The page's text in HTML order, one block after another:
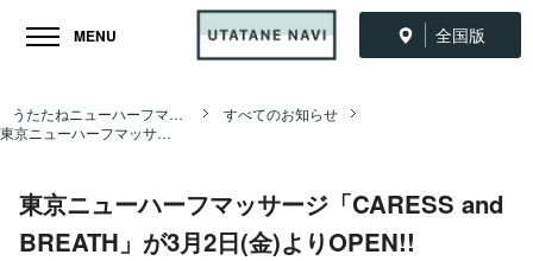
全国版
MENU
うたたねニューハーフマッサージ全国ナビ TOP
すべてのお知らせ
東京ニューハーフマッサージ「CARESS and BREATH」が3月2日(金)よりOPEN!!
東京ニューハーフマッサージ「CARESS and
BREATH」が3月2日(金)よりOPEN!!